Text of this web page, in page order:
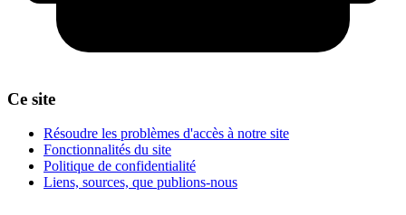
Ce site
Résoudre les problèmes d'accès à notre site
Fonctionnalités du site
Politique de confidentialité
Liens, sources, que publions-nous